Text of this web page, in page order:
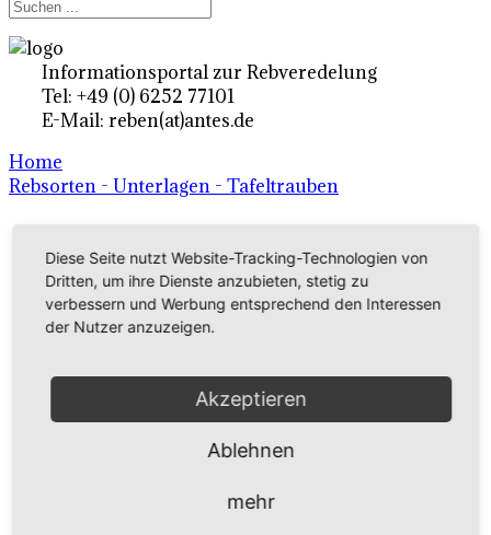
Informationsportal zur Rebveredelung
Tel: +49 (0) 6252 77101
E-Mail: reben(at)antes.de
Home
Rebsorten - Unterlagen - Tafeltrauben
Ertragsrebsorten A-Z
in Deutschland
Anbausysteme & Recht
Diese Seite nutzt Website-Tracking-Technologien von
Dritten, um ihre Dienste anzubieten, stetig zu
verbessern und Werbung entsprechend den Interessen
der Nutzer anzuzeigen.
Akzeptieren
Ablehnen
mehr